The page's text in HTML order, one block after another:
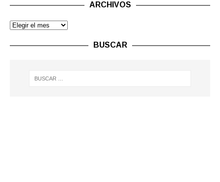
ARCHIVOS
BUSCAR